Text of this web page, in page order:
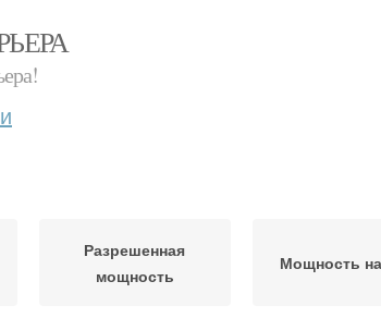
Разрешенная
мощность
Мощность